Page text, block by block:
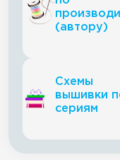
(автору)
Схемы
вышивки
сериям